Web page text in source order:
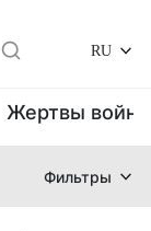
RU
Жертвы
Фильтры